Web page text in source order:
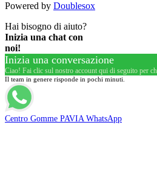
Powered by Doublesox
Hai bisogno di aiuto?
Inizia una chat con
noi!
Inizia una conversazione
Ciao! Fai clic sul nostro account qui di seguito per
Il team in genere risponde in pochi minuti.
Centro Gomme PAVIA WhatsApp